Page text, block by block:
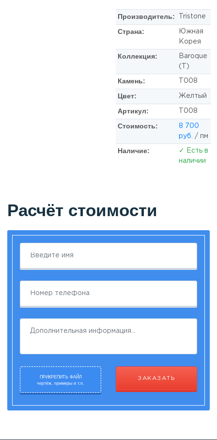
Производитель: Tristone
Страна:
Южная
Корея
Коллекция:
Baroque
(T)
Камень: T008
Цвет: Желтый
Артикул: T008
Стоимость:
8 700
руб.
/ пм
Наличие:
✓ Есть в
наличии
Расчёт стоимости
ПРИКРЕПИТЬ ФАЙЛ
чертёж, примеры и т.п.
ЗАКАЗАТЬ